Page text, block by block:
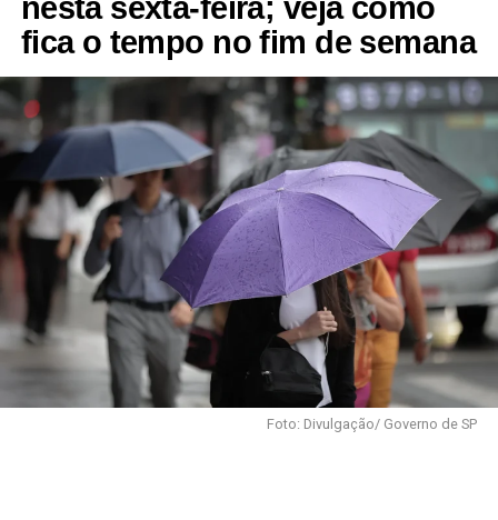
nesta sexta-feira; veja como
fica o tempo no fim de semana
Foto: Divulgação/ Governo de SP